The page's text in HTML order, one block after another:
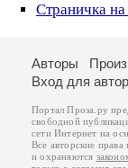
Страничка
Авторы
Вход для
Портал Проза.ру
свободной
сети Интернет на
Все авторские
и охраняются